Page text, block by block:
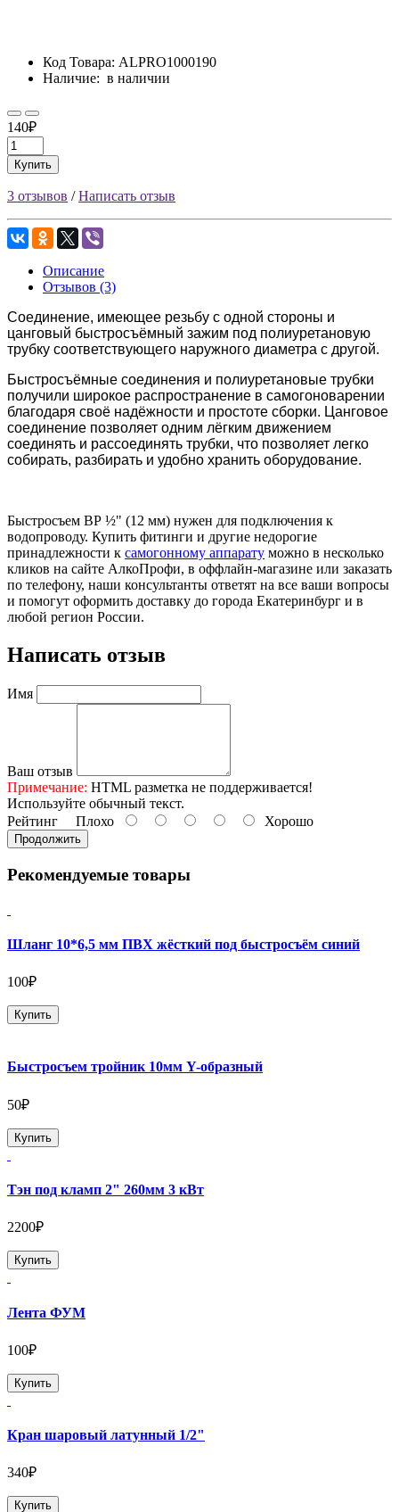
Код Товара: ALPRO1000190
Наличие: в наличии
140₽
Купить
3 отзывов /Написать отзыв
Описание
Отзывов (3)
Соединение, имеющее резьбу с одной стороны и
цанговый быстросъёмный зажим под полиуретановую
трубку соответствующего наружного диаметра с другой.
Быстросъёмные соединения и полиуретановые трубки
получили широкое распространение в самогоноварении
благодаря своё надёжности и простоте сборки. Цанговое
соединение позволяет одним лёгким движением
соединять и рассоединять трубки, что позволяет легко
собирать, разбирать и удобно хранить оборудование.
Быстросъем ВР ½" (12 мм) нужен для подключения к
водопроводу. Купить фитинги и другие недорогие
принадлежности к самогонному аппарату можно в несколько
кликов на сайте АлкоПрофи, в оффлайн-магазине или заказать
по телефону, наши консультанты ответят на все ваши вопросы
и помогут оформить доставку до города Екатеринбург и в
любой регион России.
Написать отзыв
Имя
Ваш отзыв
Примечание: HTML разметка не поддерживается!
Используйте обычный текст.
Рейтинг Плохо Хорошо
Продолжить
Рекомендуемые товары
Шланг 10*6,5 мм ПВХ жёсткий под быстросъём синий
100₽
Купить
Быстросъем тройник 10мм Y-образный
50₽
Купить
Тэн под кламп 2" 260мм 3 кВт
2200₽
Купить
Лента ФУМ
100₽
Купить
Кран шаровый латунный 1/2"
340₽
Купить